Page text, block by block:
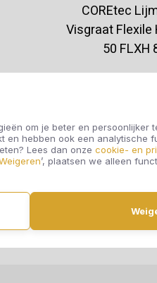
om je beter en persoonlijker
en hebben ook een analytische
Lees dan onze cookie- en
’, plaatsen we alleen
COREtec
Visgraat Flexile
50 FLXH
Offerte